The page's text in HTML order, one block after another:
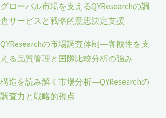
グローバル市場を支えるQYResearchの調
査サービスと戦略的意思決定支援
QYResearchの市場調査体制―客観性を支
える品質管理と国際比較分析の強み
構造を読み解く市場分析―QYResearchの
調査力と戦略的視点